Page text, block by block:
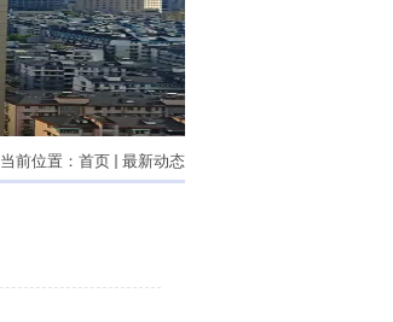
当前位置： 首页 最新动态